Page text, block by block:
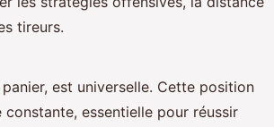
tireurs.
est universelle. Cette position
essentielle pour réussir